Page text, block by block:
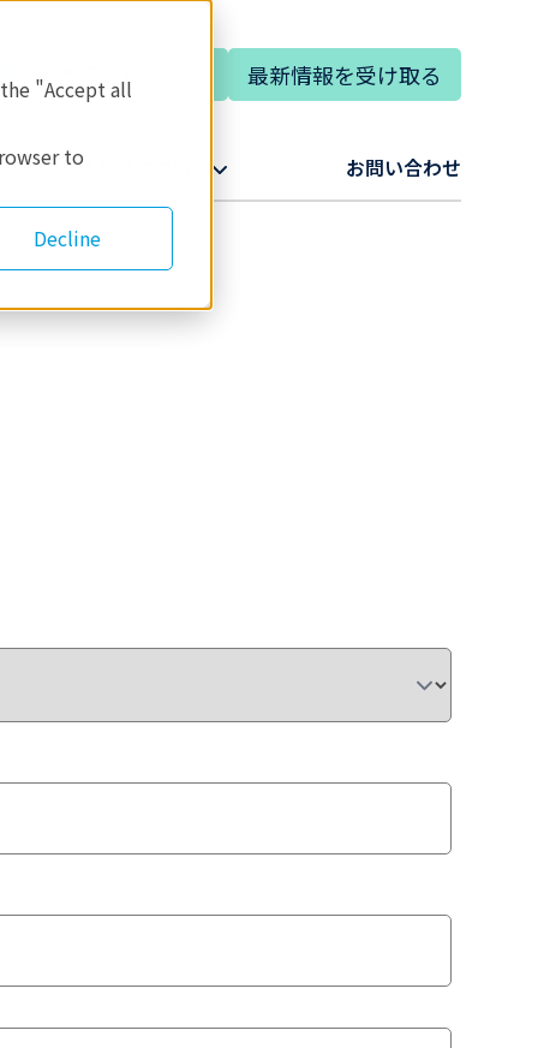
"Accept all
to
Decline
専門家に相談する 最新情報を受け取る
リガクについて​ お問い合わせ​